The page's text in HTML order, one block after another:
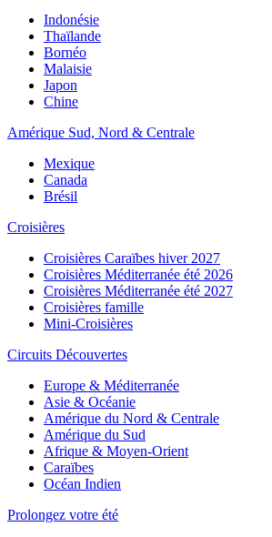
Indonésie
Thaïlande
Bornéo
Malaisie
Japon
Chine
Amérique Sud, Nord & Centrale
Mexique
Canada
Brésil
Croisières
Croisières Caraïbes hiver 2027
Croisières Méditerranée été 2026
Croisières Méditerranée été 2027
Croisières famille
Mini-Croisières
Circuits Découvertes
Europe & Méditerranée
Asie & Océanie
Amérique du Nord & Centrale
Amérique du Sud
Afrique & Moyen-Orient
Caraïbes
Océan Indien
Prolongez votre été